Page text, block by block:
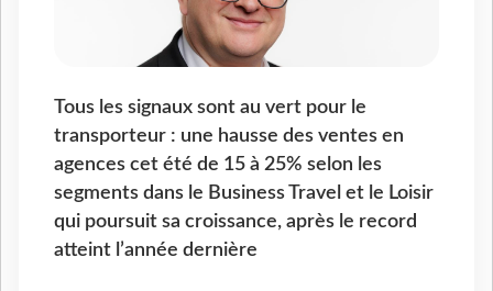
Tous les signaux sont au vert pour le
transporteur : une hausse des ventes en
agences cet été de 15 à 25% selon les
segments dans le Business Travel et le Loisir
qui poursuit sa croissance, après le record
atteint l’année dernière